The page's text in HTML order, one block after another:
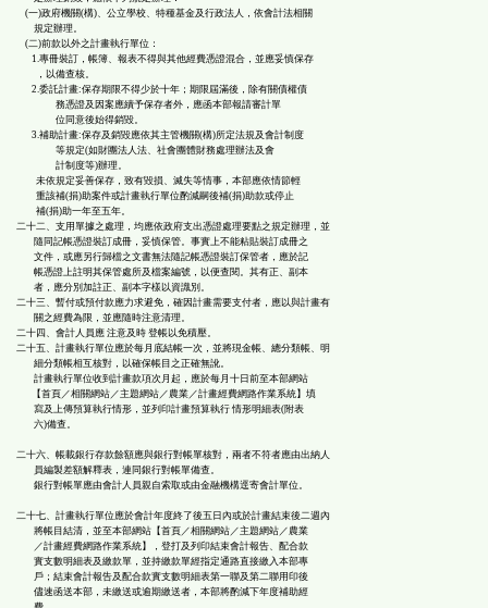
(一)政府機關(構)、公立學校、特種基金及行政法人，依會計法相關
規定辦理。
(二)前款以外之計畫執行單位：
1.專冊裝訂，帳簿、報表不得與其他經費憑證混合，並應妥慎保存
，以備查核。
2.委託計畫:保存期限不得少於十年；期限屆滿後，除有關債權債
務憑證及因案應續予保存者外，應函本部報請審計單
位同意後始得銷毀。
3.補助計畫:保存及銷毀應依其主管機關(構)所定法規及會計制度
等規定(如財團法人法、社會團體財務處理辦法及會
計制度等)辦理。
未依規定妥善保存，致有毀損、滅失等情事，本部應依情節輕
重該補(捐)助案件或計畫執行單位酌減嗣後補(捐)助款或停止
補(捐)助一年至五年。
二十二、支用單據之處理，均應依政府支出憑證處理要點之規定辦理，並
隨同記帳憑證裝訂成冊，妥慎保管。事實上不能粘貼裝訂成冊之
文件，或應另行歸檔之文書無法隨記帳憑證裝訂保管者，應於記
帳憑證上註明其保管處所及檔案編號，以便查閱。其有正、副本
者，應分別加註正、副本字樣以資識別。
二十三、暫付或預付款應力求避免，確因計畫需要支付者，應以與計畫有
關之經費為限，並應隨時注意清理。
二十四、會計人員應 注意及時 登帳以免積壓。
二十五、計畫執行單位應於每月底結帳一次，並將現金帳、總分類帳、明
細分類帳相互核對，以確保帳目之正確無訛。
計畫執行單位收到計畫款項次月起，應於每月十日前至本部網站
【首頁／相關網站／主題網站／農業／計畫經費網路作業系統】填
寫及上傳預算執行情形，並列印計畫預算執行 情形明細表(附表
六)備查。
二十六、帳載銀行存款餘額應與銀行對帳單核對，兩者不符者應由出納人
員編製差額解釋表，連同銀行對帳單備查。
銀行對帳單應由會計人員親自索取或由金融機構逕寄會計單位。
二十七、計畫執行單位應於會計年度終了後五日內或於計畫結束後二週內
將帳目結清，並至本部網站【首頁／相關網站／主題網站／農業
／計畫經費網路作業系統】，登打及列印結束會計報告、配合款
實支數明細表及繳款單，並持繳款單經指定通路直接繳入本部專
戶；結束會計報告及配合款實支數明細表第一聯及第二聯用印後
儘速函送本部，未繳送或逾期繳送者，本部將酌減下年度補助經